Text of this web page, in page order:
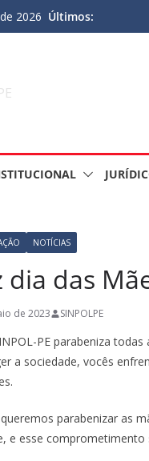
2026 Últimos:
NOTÍCIAS
dia das
de 2023 SINPOLPE
PE parabeniza
a sociedade, vocês
parabenizar as
e esse